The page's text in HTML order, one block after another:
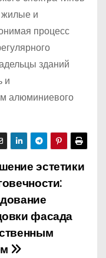
жилые и
процесс
зданий
и
алюминиевого
эстетики
фасада